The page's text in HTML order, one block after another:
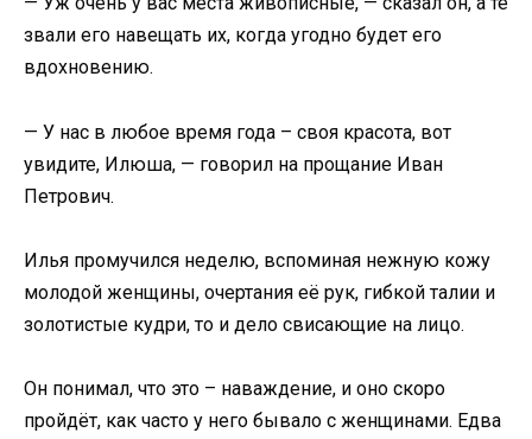
звали его навещать их, когда угодно будет его
вдохновению.
— У нас в любое время года – своя красота, вот
увидите, Илюша, — говорил на прощание Иван
Петрович.
Илья промучился неделю, вспоминая нежную кожу
молодой женщины, очертания её рук, гибкой талии и
золотистые кудри, то и дело свисающие на лицо.
Он понимал, что это – наваждение, и оно скоро
пройдёт, как часто у него бывало с женщинами. Едва